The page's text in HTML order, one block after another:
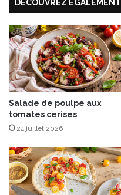
r
m
a
g
n
e
,
p
o
i
r
s
e
t
a
DÉCOUVREZ ÉGALEMENT
Salade de poulpe aux
tomates cerises
24 juillet 2026